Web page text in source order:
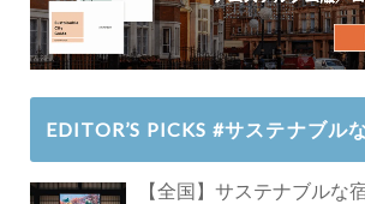
EDITOR’S PICKS #サステナブル
【全国】サステナブルな